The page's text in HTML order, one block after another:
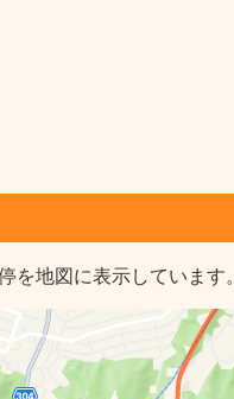
を地図に表示しています。